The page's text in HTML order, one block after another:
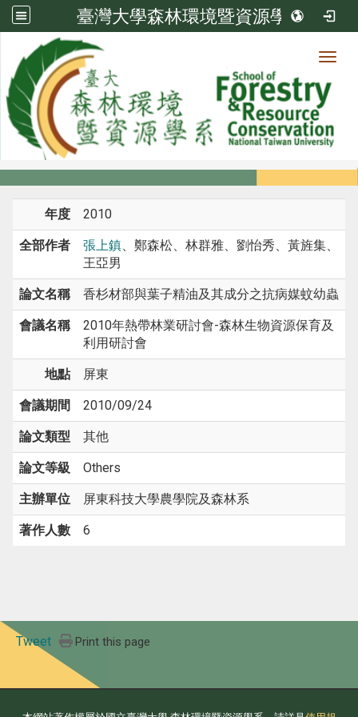
臺灣大學森林環境暨資源學系
系所成員
系所成員
年度 2010
全部作者 張上鎮、鄭森松、林群雅、劉怡秀、黃旌集、
王亞男
論文名稱 香杉材部與葉子精油及其成分之抗病媒蚊幼蟲
會議名稱
2010年熱帶林業研討會-森林生物資源保育及
利用研討會
地點 屏東
會議期間 2010/09/24
論文類型 其他
論文等級 Others
主辦單位 屏東科技大學農學院及森林系
著作人數 6
Tweet Print this page